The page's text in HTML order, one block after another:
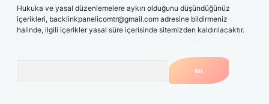
Hukuka ve yasal düzenlemelere aykırı olduğunu düşündüğünüz
içerikleri, backlinkpanelicomtr@gmail.com adresine bildirmeniz
halinde, ilgili içerikler yasal süre içerisinde sitemizden kaldırılacaktır.